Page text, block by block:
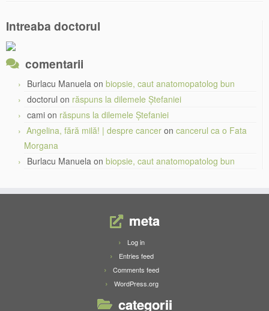
Intreaba doctorul
comentarii
Burlacu Manuela on biopsie, caut anatomopatolog bun
doctorul on răspuns la dilemele Ștefaniei
cami on răspuns la dilemele Ștefaniei
Angelina, fără milă! | despre cancer on cancerul ca o Fata
Morgana
Burlacu Manuela on biopsie, caut anatomopatolog bun
meta
Log in
Entries feed
Comments feed
WordPress.org
categorii